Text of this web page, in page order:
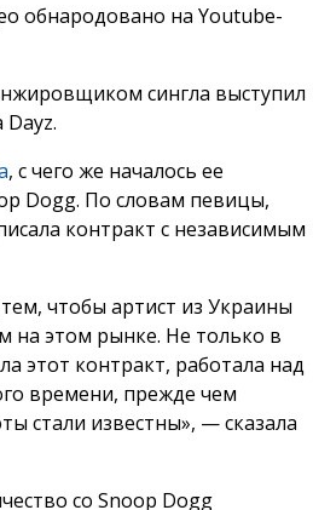
обнародовано на Youtube-
сингла выступил
Dayz.
, с чего же началось ее
Dogg. По словам певицы,
контракт с независимым
чтобы артист из Украины
на этом рынке. Не только в
этот контракт, работала над
времени, прежде чем
стали известны», — сказала
со Snoop Dogg